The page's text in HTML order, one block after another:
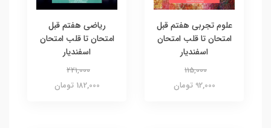
علوم تجربی هفتم قبل
امتحان تا قلب امتحان
اسفندیار
115,000
92,000 تومان
ریاضی هفتم قبل
امتحان تا قلب امتحان
اسفندیار
221,000
182,000 تومان